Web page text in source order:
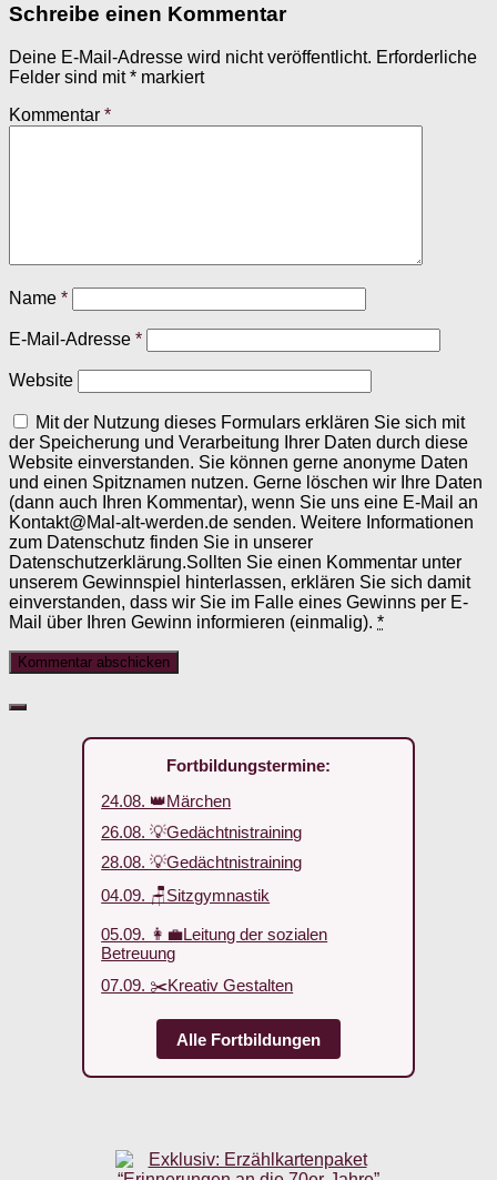
Schreibe einen Kommentar
Deine E-Mail-Adresse wird nicht veröffentlicht. Erforderliche
Felder sind mit* markiert
Kommentar *
Name *
E-Mail-Adresse *
Website
Mit der Nutzung dieses Formulars erklären Sie sich mit
der Speicherung und Verarbeitung Ihrer Daten durch diese
Website einverstanden. Sie können gerne anonyme Daten
und einen Spitznamen nutzen. Gerne löschen wir Ihre Daten
(dann auch Ihren Kommentar), wenn Sie uns eine E-Mail an
Kontakt@Mal-alt-werden.de senden. Weitere Informationen
zum Datenschutz finden Sie in unserer
Datenschutzerklärung.Sollten Sie einen Kommentar unter
unserem Gewinnspiel hinterlassen, erklären Sie sich damit
einverstanden, dass wir Sie im Falle eines Gewinns per E-
Mail über Ihren Gewinn informieren (einmalig). *
Fortbildungstermine:
24.08. 👑Märchen
26.08. 💡Gedächtnistraining
28.08. 💡Gedächtnistraining
04.09. 🪑Sitzgymnastik
05.09. 👩‍💼Leitung der sozialen
Betreuung
07.09. ✂️Kreativ Gestalten
Alle Fortbildungen